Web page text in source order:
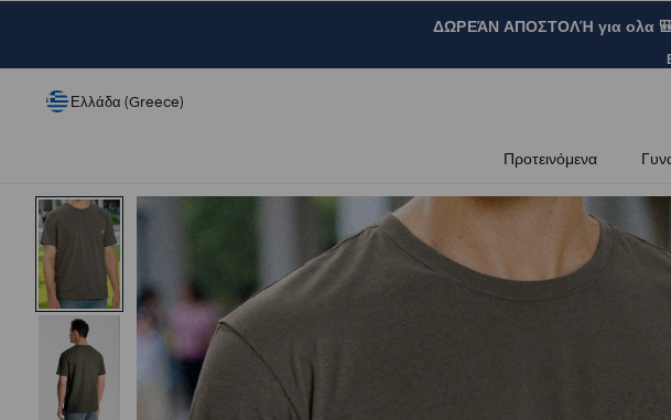
ΔΩΡΕΆΝ ΑΠΟΣΤΟΛΉ για ολα 🎒
Ελλάδα (Greece)
Προτεινόμενα